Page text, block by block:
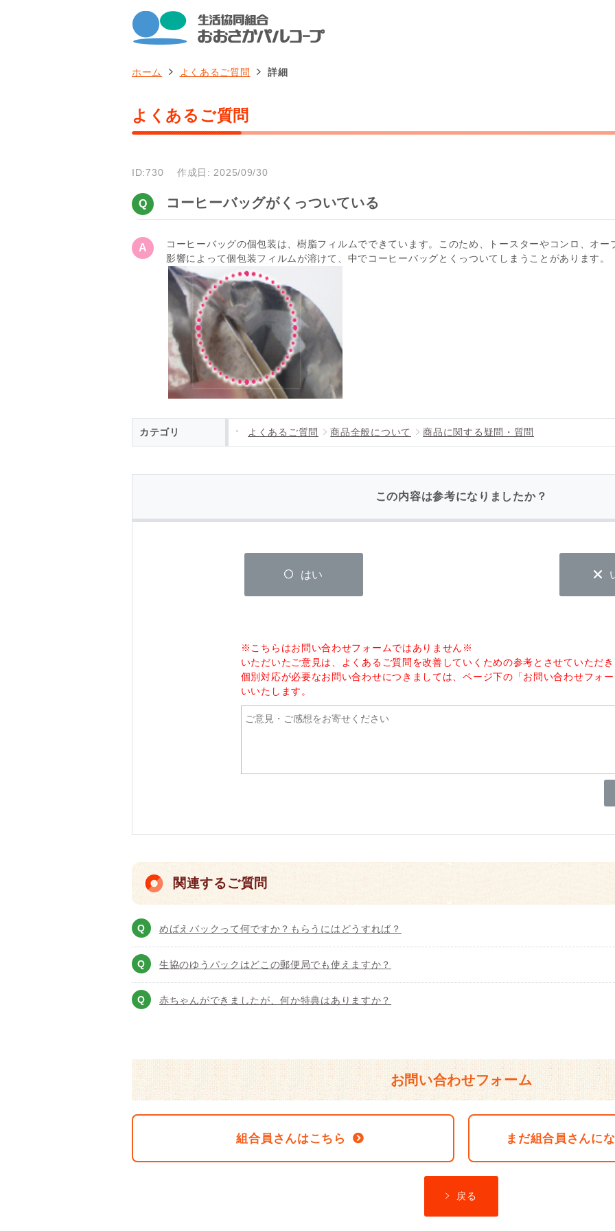
ホーム よくあるご質問 詳細
よくあるご質問
ID:730 作成日: 2025/09/30
コーヒーバッグがくっついている
コーヒーバッグの個包装は、樹脂フィルムでできています。このため、トースターやコンロ、オ
影響によって個包装フィルムが溶けて、中でコーヒーバッグとくっついてしまうことがあります。
カテゴリ よくあるご質問 商品全般について 商品に関する疑問・質問
この内容は参考になりましたか？
はい
※こちらはお問い合わせフォームではありません※
いただいたご意見は、よくあるご質問を改善していくための参考とさせていただ
個別対応が必要なお問い合わせにつきましては、ページ下の「お問い合わせフォ
いいたします。
関連するご質問
めばえバックって何ですか？もらうにはどうすれば？
生協のゆうパックはどこの郵便局でも使えますか？
赤ちゃんができましたが、何か特典はありますか？
お問い合わせフォーム
組合員さんはこちら まだ組合員さんに
戻る